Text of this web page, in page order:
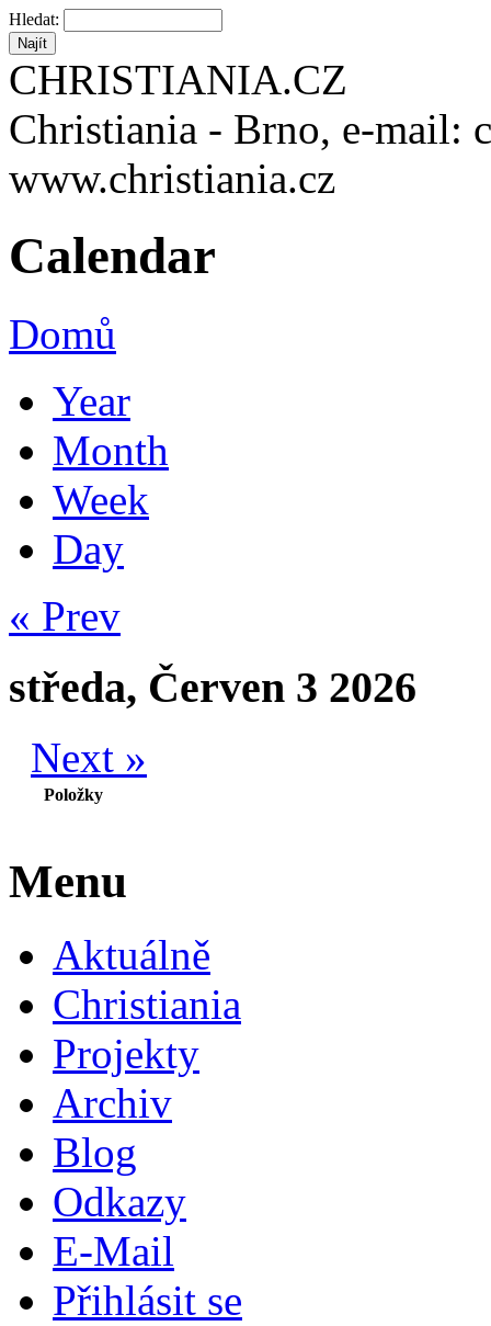
Hledat:
CHRISTIANIA.CZ
Christiania - Brno, e-mail:
www.christiania.cz
Calendar
Domů
Year
Month
Week
Day
« Prev
středa, Červen 3 2026
Next »
Položky
Menu
Aktuálně
Christiania
Projekty
Archiv
Blog
Odkazy
E-Mail
Přihlásit se